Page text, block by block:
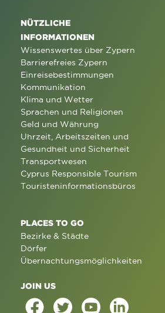
NÜTZLICHE
INFORMATIONEN
Wissenswertes über Zypern
Barrierefreies Zypern
Einreisebestimmungen
Kommunikation
Klima und Wetter
Sprachen und Religionen
Geld und Währung
Uhrzeit, Arbeitszeiten und
Gesundheit und Sicherheit
Transportwesen
Cyprus Responsible Tourism
Touristeninformationsbüros
PLACES TO GO
Bezirke & Städte
Dörfer
Übernachtungsmöglichkeiten
JOIN US